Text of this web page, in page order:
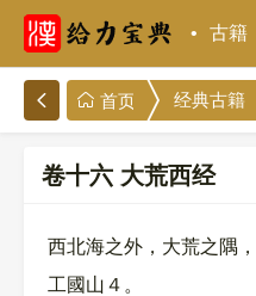
古籍
首页 经典古籍
卷十六 大荒西经
西北海之外，大荒之隅
工國山４。